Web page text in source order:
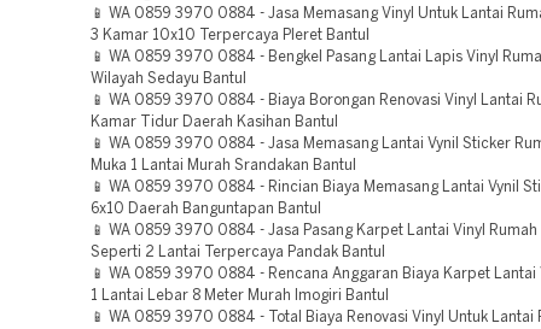
📱 WA 0859 3970 0884 - Jasa Memasang Vinyl Untuk Lantai
3 Kamar 10x10 Terpercaya Pleret Bantul
📱 WA 0859 3970 0884 - Bengkel Pasang Lantai Lapis Vinyl
Wilayah Sedayu Bantul
📱 WA 0859 3970 0884 - Biaya Borongan Renovasi Vinyl Lantai
Kamar Tidur Daerah Kasihan Bantul
📱 WA 0859 3970 0884 - Jasa Memasang Lantai Vynil Sticker
Muka 1 Lantai Murah Srandakan Bantul
📱 WA 0859 3970 0884 - Rincian Biaya Memasang Lantai Vynil
6x10 Daerah Banguntapan Bantul
📱 WA 0859 3970 0884 - Jasa Pasang Karpet Lantai Vinyl Rumah
Seperti 2 Lantai Terpercaya Pandak Bantul
📱 WA 0859 3970 0884 - Rencana Anggaran Biaya Karpet Lantai
1 Lantai Lebar 8 Meter Murah Imogiri Bantul
📱 WA 0859 3970 0884 - Total Biaya Renovasi Vinyl Untuk Lantai